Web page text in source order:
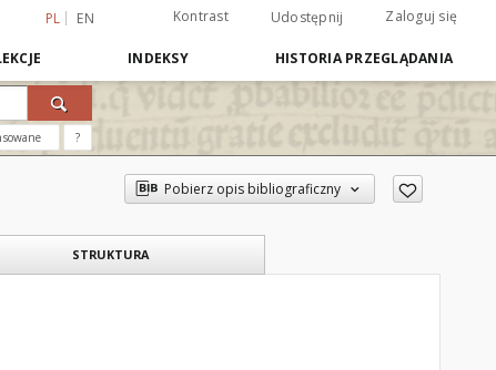
PL EN Kontrast Udostępnij Zaloguj się
INDEKSY HISTORIA PRZEGLĄDANIA
?
Pobierz opis bibliograficzny
STRUKTURA